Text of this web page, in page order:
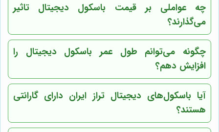
چه عواملی بر قیمت باسکول دیجیتال تاثیر
می‌گذارند؟
چگونه می‌توانم طول عمر باسکول دیجیتال را
افزایش دهم؟
آیا باسکول‌های دیجیتال تراز ایران دارای گارانتی
هستند؟